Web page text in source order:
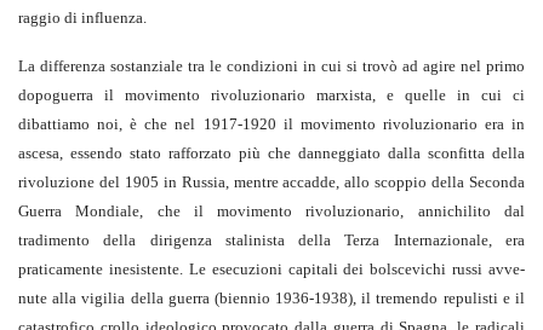
raggio di influenza.
La differenza sostanziale tra le condi­zioni in cui si trovò ad agire nel primo
do­poguerra il movimento rivoluzionario marxista, e quelle in cui ci
dibattiamo noi, è che nel 1917-1920 il movimento rivolu­zionario era in
ascesa, essendo stato raf­forzato più che danneggiato dalla sconfitta della
rivoluzione del 1905 in Russia, men­tre accadde, allo scoppio della Seconda
Guerra Mondiale, che il movimento rivolu­zionario, annichilito dal
tradimento della dirigenza stalinista della Terza Internazio­nale, era
praticamente inesistente. Le ese­cuzioni capitali dei bolscevichi russi avve­
nute alla vigilia della guerra (biennio 1936-1938), il tremendo repulisti e il